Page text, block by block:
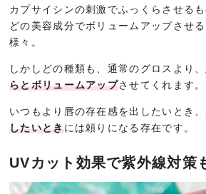
カプサイシンの刺激でふっくらさせる
どの美容成分でボリュームアップさせ
様々。
しかしどの種類も、通常のグロスより、
らとボリュームアップさせてくれます。
いつもより唇の存在感を出したいとき、
したいときには頼りになる存在です。
UVカット効果で紫外線対策